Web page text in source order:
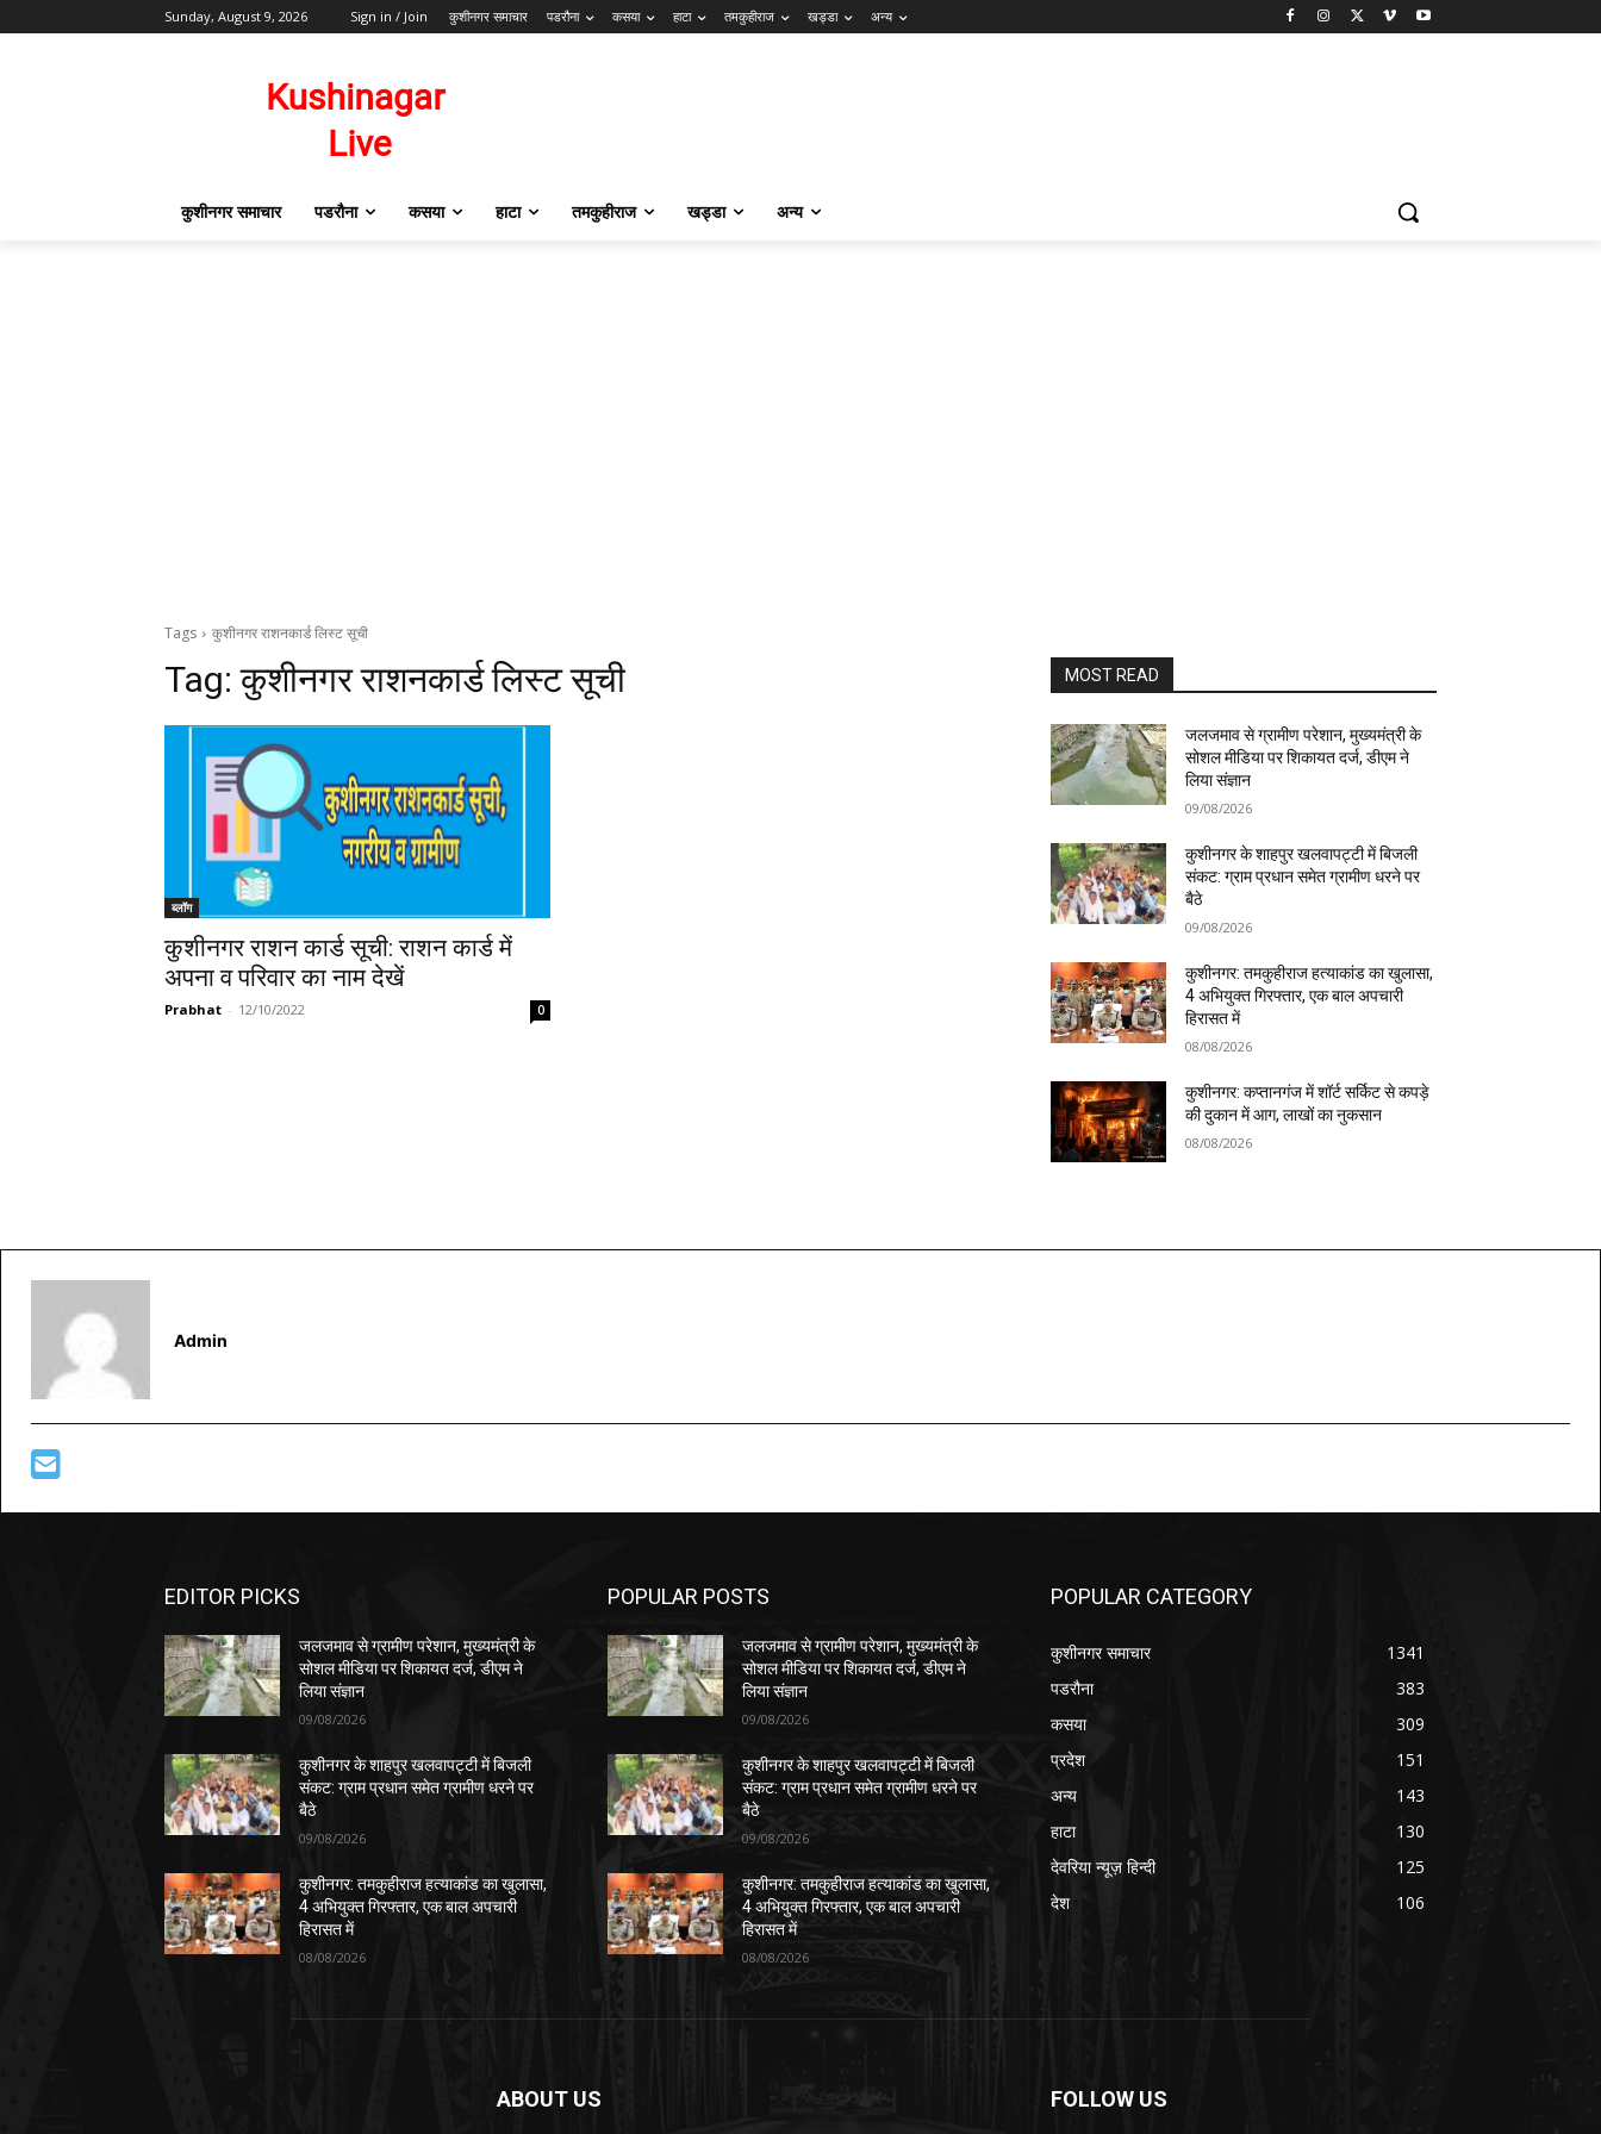
Sunday, August 9, 2026 Sign in / Join कुशीनगर समाचार पडरौना कसया हाटा तमकुहीराज खड्डा अन्य
कुशीनगर समाचार पडरौना कसया हाटा तमकुहीराज खड्डा अन्य
Tags कुशीनगर राशनकार्ड लिस्ट सूची
Tag:कुशीनगर राशनकार्ड लिस्ट सूची
ब्लॉग
कुशीनगर राशन कार्ड सूची: राशन कार्ड में
अपना व परिवार का नाम देखें
Prabhat - 12/10/2022 0
MOST READ
जलजमाव से ग्रामीण परेशान, मुख्यमंत्री के
सोशल मीडिया पर शिकायत दर्ज, डीएम ने
लिया संज्ञान
09/08/2026
कुशीनगर के शाहपुर खलवापट्टी में बिजली
संकट: ग्राम प्रधान समेत ग्रामीण धरने पर
बैठे
09/08/2026
कुशीनगर: तमकुहीराज हत्याकांड का खुलासा,
4 अभियुक्त गिरफ्तार, एक बाल अपचारी
हिरासत में
08/08/2026
कुशीनगर: कप्तानगंज में शॉर्ट सर्किट से कपड़े
की दुकान में आग, लाखों का नुकसान
08/08/2026
Admin
EDITOR PICKS
जलजमाव से ग्रामीण परेशान, मुख्यमंत्री के
सोशल मीडिया पर शिकायत दर्ज, डीएम ने
लिया संज्ञान
09/08/2026
कुशीनगर के शाहपुर खलवापट्टी में बिजली
संकट: ग्राम प्रधान समेत ग्रामीण धरने पर
बैठे
09/08/2026
कुशीनगर: तमकुहीराज हत्याकांड का खुलासा,
4 अभियुक्त गिरफ्तार, एक बाल अपचारी
हिरासत में
08/08/2026
POPULAR POSTS
जलजमाव से ग्रामीण परेशान, मुख्यमंत्री के
सोशल मीडिया पर शिकायत दर्ज, डीएम ने
लिया संज्ञान
09/08/2026
कुशीनगर के शाहपुर खलवापट्टी में बिजली
संकट: ग्राम प्रधान समेत ग्रामीण धरने पर
बैठे
09/08/2026
कुशीनगर: तमकुहीराज हत्याकांड का खुलासा,
4 अभियुक्त गिरफ्तार, एक बाल अपचारी
हिरासत में
08/08/2026
POPULAR CATEGORY
कुशीनगर समाचार
1341
पडरौना
383
कसया
309
प्रदेश
151
अन्य
143
हाटा
130
देवरिया न्यूज़ हिन्दी
125
देश
106
ABOUT US FOLLOW US